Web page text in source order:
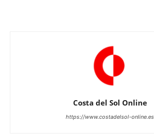
Costa del Sol Online
https://www.costadelsol-online.es